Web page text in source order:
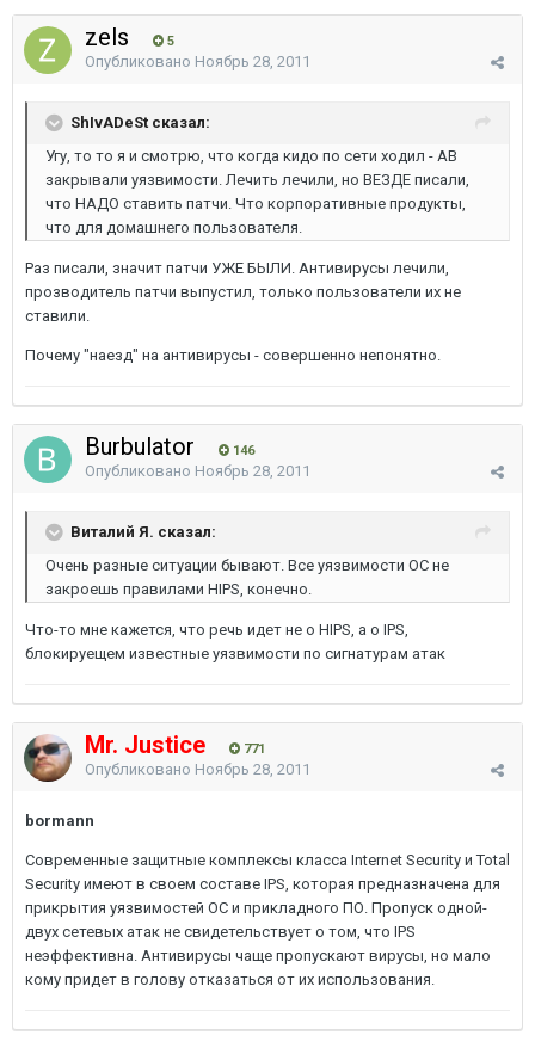
zels 5
Опубликовано Ноябрь 28, 2011
ShIvADeSt сказал:
Угу, то то я и смотрю, что когда кидо по сети ходил - АВ
закрывали уязвимости. Лечить лечили, но ВЕЗДЕ писали,
что НАДО ставить патчи. Что корпоративные продукты,
что для домашнего пользователя.
Раз писали, значит патчи УЖЕ БЫЛИ. Антивирусы лечили,
прозводитель патчи выпустил, только пользователи их не
ставили.
Почему "наезд" на антивирусы - совершенно непонятно.
Burbulator 146
Опубликовано Ноябрь 28, 2011
Виталий Я. сказал:
Очень разные ситуации бывают. Все уязвимости ОС не
закроешь правилами HIPS, конечно.
Что-то мне кажется, что речь идет не о HIPS, а о IPS,
блокируещем известные уязвимости по сигнатурам атак
Mr. Justice 771
Опубликовано Ноябрь 28, 2011
bormann
Современные защитные комплексы класса Internet Security и Total
Security имеют в своем составе IPS, которая предназначена для
прикрытия уязвимостей ОС и прикладного ПО. Пропуск одной-
двух сетевых атак не свидетельствует о том, что IPS
неэффективна. Антивирусы чаще пропускают вирусы, но мало
кому придет в голову отказаться от их использования.